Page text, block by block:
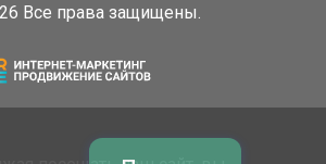
Все права защищены.